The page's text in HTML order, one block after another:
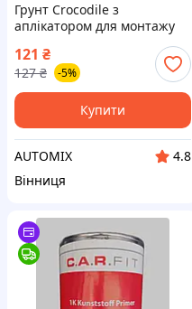
Грунт Crocodile з
аплікатором для монтажу
автоскла Primer Glass 200.3
10 мл
121 ₴
127 ₴ -5%
Купити
AUTOMIX
4.8
Вінниця